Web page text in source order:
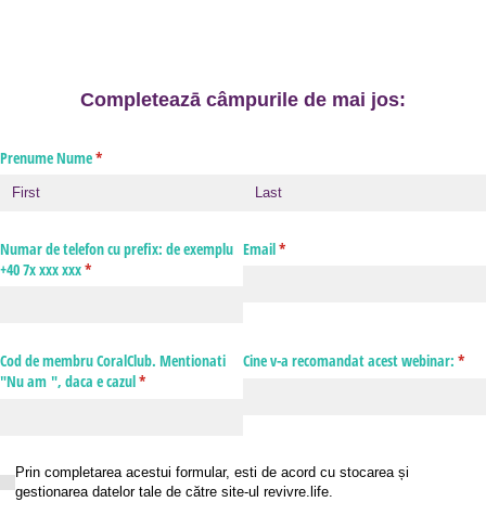
Completeazā câmpurile de mai jos:
Prenume Nume*
(required)
Numar de telefon cu prefix: de exemplu
+40 7x xxx xxx*
(required)
Email*
(required)
Cod de membru CoralClub. Mentionati
"Nu am ", daca e cazul*
(required)
Cine v-a recomandat acest webinar: *
Prin completarea acestui formular, esti de acord cu stocarea și gestionarea
Prin completarea acestui formular, esti de acord cu stocarea și
gestionarea datelor tale de către site-ul revivre.life.